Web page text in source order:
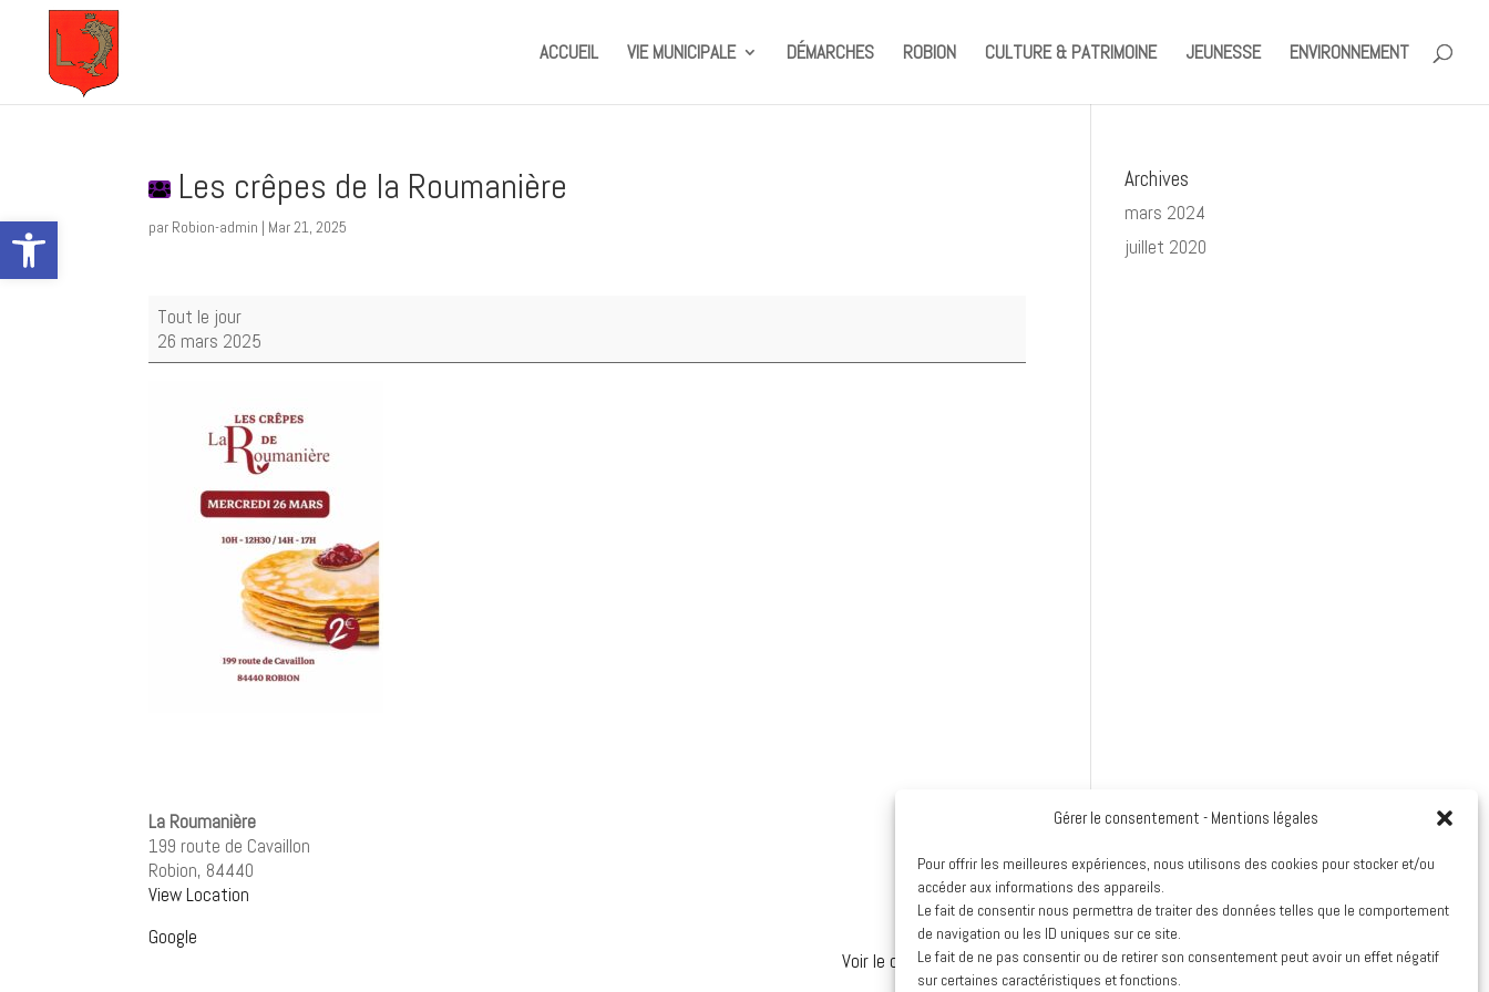
Ouvrir la barre d’outils
Gérer le consentement - Mentions légales
Pour offrir les meilleures expériences, nous utilisons des cookies pour stocker et/ou
accéder aux informations des appareils.
Le fait de consentir nous permettra de traiter des données telles que le comportement
de navigation ou les ID uniques sur ce site.
Le fait de ne pas consentir ou de retirer son consentement peut avoir un effet négatif
sur certaines caractéristiques et fonctions.
ACCUEIL VIE MUNICIPALE DÉMARCHES ROBION CULTURE & PATRIMOINE JEUNESSE ENVIRONNEMENT
Les crêpes de la Roumanière
par Robion-admin | Mar 21, 2025
Les
crêpes
de
Tout le jour
26 mars 2025
La Roumanière
199 route de Cavaillon
Robion, 84440
View Location
Google
Voir le calendrier complet
Archives
mars 2024
juillet 2020